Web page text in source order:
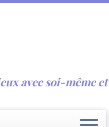
avec soi-même et